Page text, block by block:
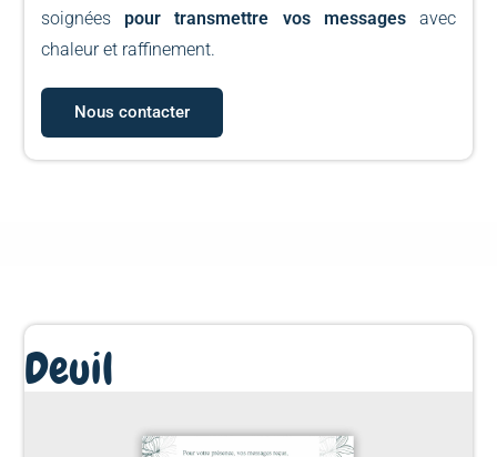
soignées pour transmettre vos messagesavec
chaleur et raffinement.
Nous contacter
Deuil